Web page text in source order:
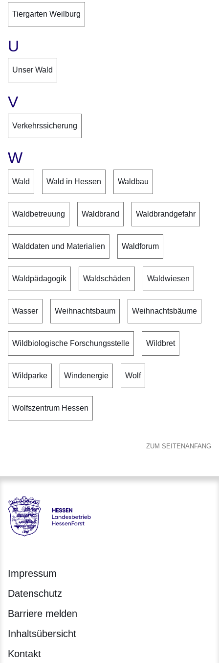
Tiergarten Weilburg
U
Unser Wald
V
Verkehrssicherung
W
Wald Wald in Hessen Waldbau
Waldbetreuung Waldbrand Waldbrandgefahr
Walddaten und Materialien Waldforum
Waldpädagogik Waldschäden Waldwiesen
Wasser Weihnachtsbaum Weihnachtsbäume
Wildbiologische Forschungsstelle Wildbret
Wildparke Windenergie Wolf
Wolfszentrum Hessen
ZUM SEITENANFANG
Hessen - Landesbetrieb HessenForst
Impressum
Datenschutz
Barriere melden
Inhaltsübersicht
Kontakt